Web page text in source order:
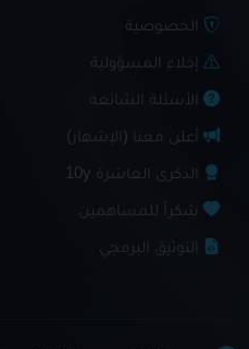
الخصوصية
إخلاء المسؤولية
الأسئلة الشائعة
أعلن معنا (الإشهار)
الذكرى العاشرة 10y
شكراً للمساهمين
التوثيق البرمجي